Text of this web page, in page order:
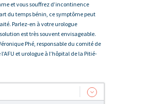
et vous souffrez d’incontinence
du temps bénin, ce symptôme peut
Parlez-en à votre urologue
est très souvent envisageable.
Phé, responsable du comité de
et urologue à l’hôpital de la Pitié-